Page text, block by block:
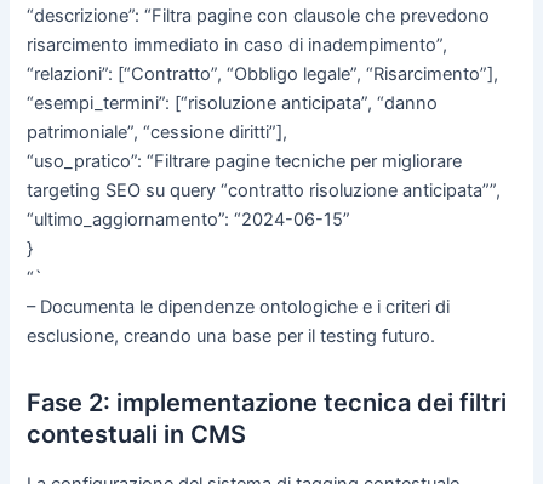
“descrizione”: “Filtra pagine con clausole che prevedono
risarcimento immediato in caso di inadempimento”,
“relazioni”: [“Contratto”, “Obbligo legale”, “Risarcimento”],
“esempi_termini”: [“risoluzione anticipata”, “danno
patrimoniale”, “cessione diritti”],
“uso_pratico”: “Filtrare pagine tecniche per migliorare
targeting SEO su query “contratto risoluzione anticipata””,
“ultimo_aggiornamento”: “2024-06-15”
}
“`
– Documenta le dipendenze ontologiche e i criteri di
esclusione, creando una base per il testing futuro.
Fase 2: implementazione tecnica dei filtri
contestuali in CMS